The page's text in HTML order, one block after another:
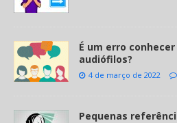
É um erro
audiófilos?
4 de março de 2022
Pequenas